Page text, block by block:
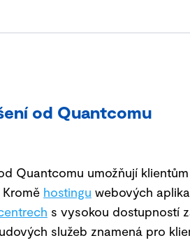
od Quantcomu
Quantcomu umožňují
hostingu webových
s vysokou dostupností
služeb znamená pro